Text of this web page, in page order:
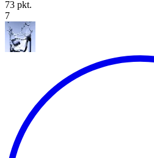
73 pkt.
7